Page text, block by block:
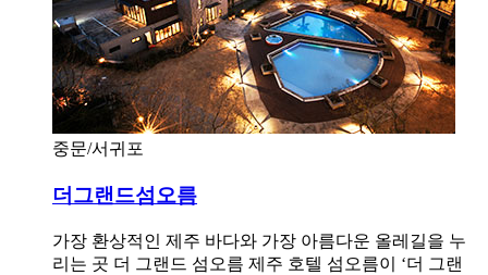
중문/서귀포
더그랜드섬오름
가장 환상적인 제주 바다와 가장 아름다운 올레길을 누
리는 곳 더 그랜드 섬오름 제주 호텔 섬오름이 ‘더 그랜